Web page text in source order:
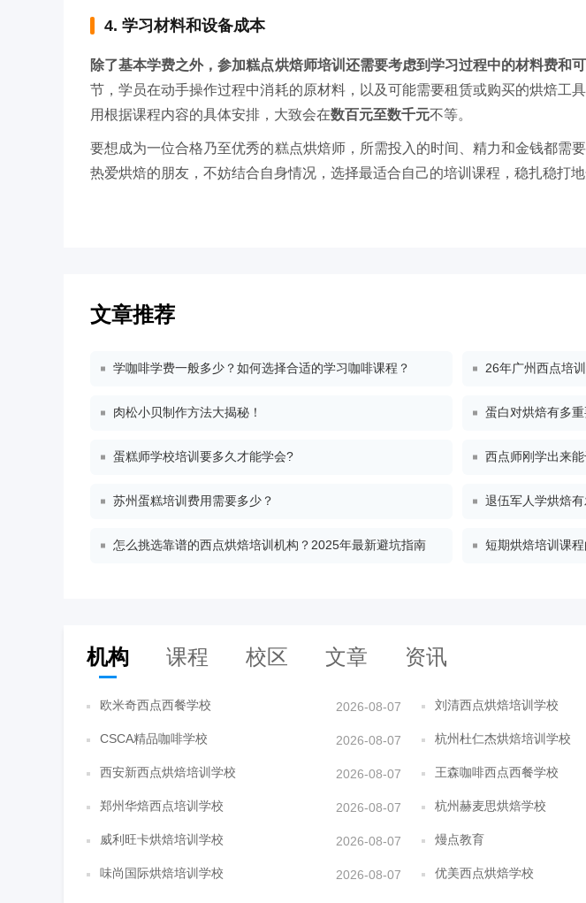
4. 学习材料和设备成本
除了基本学费之外，参加糕点烘焙师培训还需要考虑到学习过程中的材料费和可
节，学员在动手操作过程中消耗的原材料，以及可能需要租赁或购买的烘焙工
用根据课程内容的具体安排，大致会在数百元至数千元不等。
要想成为一位合格乃至优秀的糕点烘焙师，所需投入的时间、精力和金钱都需
热爱烘焙的朋友，不妨结合自身情况，选择最适合自己的培训课程，稳扎稳打
文章推荐
学咖啡学费一般多少？如何选择合适的学习咖啡课程？ 26年广州西点培
肉松小贝制作方法大揭秘！ 蛋白对烘焙有多
蛋糕师学校培训要多久才能学会? 西点师刚学出来
苏州蛋糕培训费用需要多少？ 退伍军人学烘焙
怎么挑选靠谱的西点烘焙培训机构？2025年最新避坑指南 短期烘焙培训课
机构
欧米奇西点西餐学校 2026-08-07 刘清西点烘焙培训学校
CSCA精品咖啡学校 2026-08-07 杭州杜仁杰烘焙培训学校
西安新西点烘焙培训学校 2026-08-07 王森咖啡西点西餐学校
郑州华焙西点培训学校 2026-08-07 杭州赫麦思烘焙学校
威利旺卡烘焙培训学校 2026-08-07 熳点教育
味尚国际烘焙培训学校 2026-08-07 优美西点烘焙学校
课程 校区 文章 资讯